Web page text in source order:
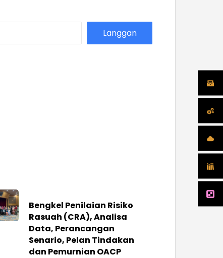
Langgan
Bengkel Penilaian Risiko
Rasuah (CRA), Analisa
Data, Perancangan
Senario, Pelan Tindakan
dan Pemurnian OACP